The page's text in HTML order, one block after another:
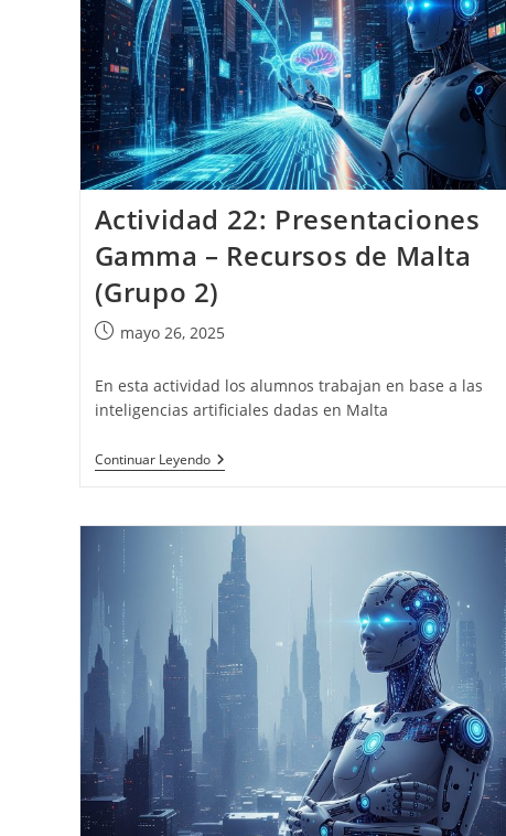
Actividad 22: Presentaciones
Gamma – Recursos de Malta
(Grupo 2)
Publicación
la
entrada:
mayo 26, 2025
En esta actividad los alumnos trabajan en base a las
inteligencias artificiales dadas en Malta
Continuar LeyendoActividad
22:
–
Recursos
Malta
(Grupo
2)